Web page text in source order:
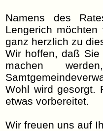
Namens des
Lengerich
ganz herzlich zu
Wir hoffen, daß
machen
Wohl wird gesorgt.
etwas vorbereitet.
Wir freuen uns auf